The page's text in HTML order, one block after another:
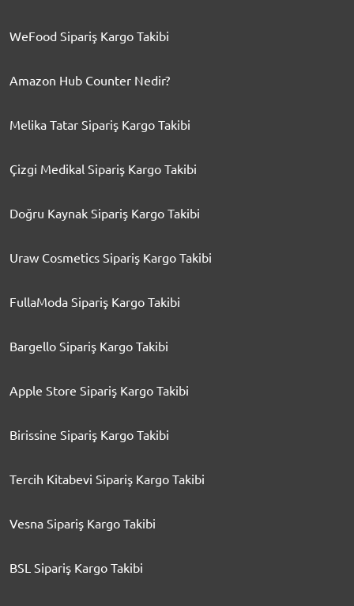
WeFood Sipariş Kargo Takibi
Amazon Hub Counter Nedir?
Melika Tatar Sipariş Kargo Takibi
Çizgi Medikal Sipariş Kargo Takibi
Doğru Kaynak Sipariş Kargo Takibi
Uraw Cosmetics Sipariş Kargo Takibi
FullaModa Sipariş Kargo Takibi
Bargello Sipariş Kargo Takibi
Apple Store Sipariş Kargo Takibi
Birissine Sipariş Kargo Takibi
Tercih Kitabevi Sipariş Kargo Takibi
Vesna Sipariş Kargo Takibi
BSL Sipariş Kargo Takibi